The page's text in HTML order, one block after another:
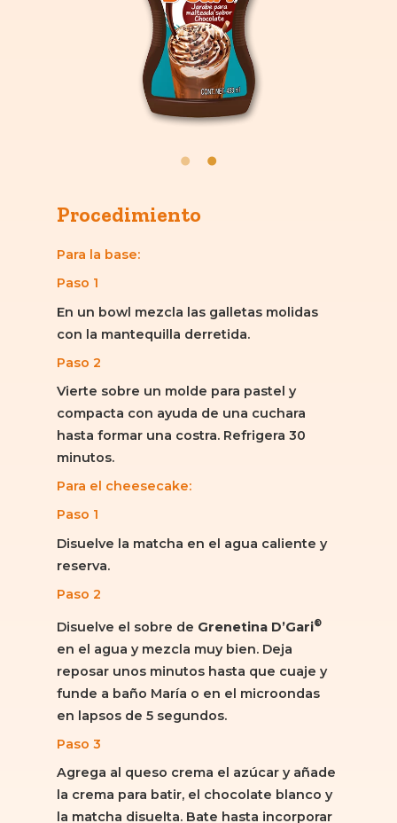
Procedimiento
Para la base:
Paso 1
En un bowl mezcla las galletas molidas
con la mantequilla derretida.
Paso 2
Vierte sobre un molde para pastel y
compacta con ayuda de una cuchara
hasta formar una costra. Refrigera 30
minutos.
Para el cheesecake:
Paso 1
Disuelve la matcha en el agua caliente y
reserva.
Paso 2
Disuelve el sobre de Grenetina D’Gari®
en el agua y mezcla muy bien. Deja
reposar unos minutos hasta que cuaje y
funde a baño María o en el microondas
en lapsos de 5 segundos.
Paso 3
Agrega al queso crema el azúcar y añade
la crema para batir, el chocolate blanco y
la matcha disuelta. Bate hasta incorporar